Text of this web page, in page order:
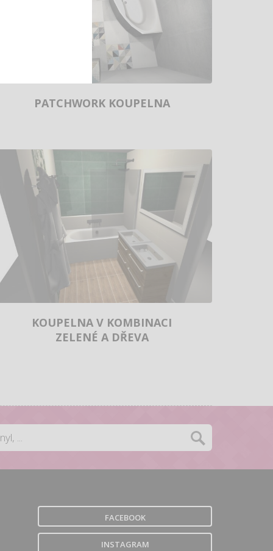
PATCHWORK KOUPELNA
KOUPELNA V KOMBINACI
ZELENÉ A DŘEVA
FACEBOOK
INSTAGRAM